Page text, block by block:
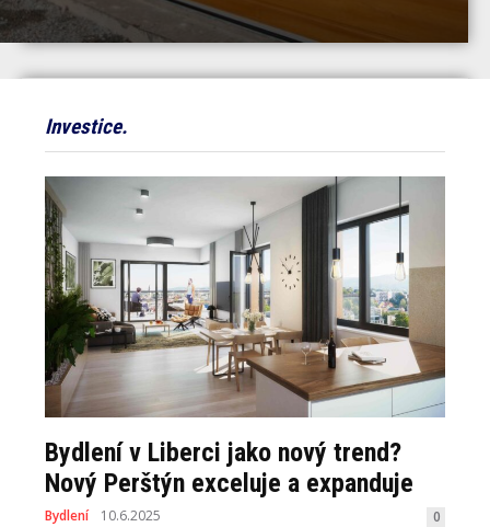
Investice.
Bydlení v Liberci jako nový trend?
Nový Perštýn exceluje a expanduje
Bydlení 10.6.2025 0